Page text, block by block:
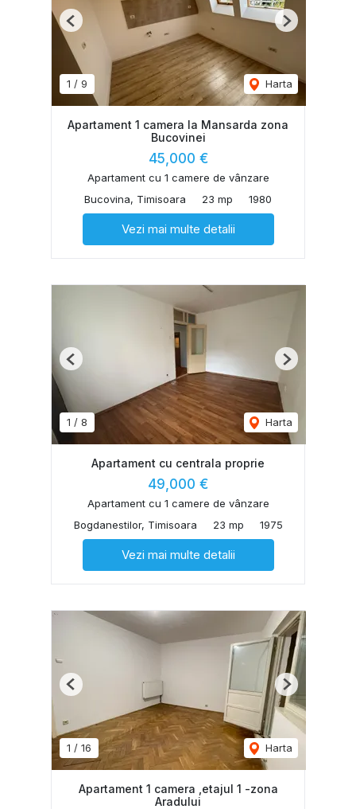
1 / 9 Harta
Previous Next
Apartament 1 camera la Mansarda zona
Bucovinei
45,000 €
Apartament cu 1 camere de vânzare
Bucovina, Timisoara
23 mp 1980
Vezi mai multe detalii
1 / 8 Harta
Previous Next
Apartament cu centrala proprie
49,000 €
Apartament cu 1 camere de vânzare
Bogdanestilor, Timisoara
23 mp 1975
Vezi mai multe detalii
1 / 16 Harta
Previous Next
Apartament 1 camera ,etajul 1 -zona
Aradului